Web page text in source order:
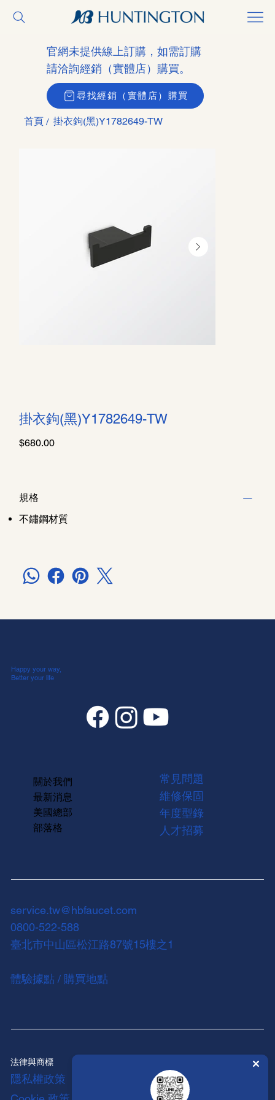
首頁 / 掛衣鉤(黑)Y1782649-TW
掛衣鉤(黑)Y1782649-TW
價
格
$680.00
規格
不鏽鋼材質
官網未提供線上訂購，如需訂購
請洽詢經銷（實體店）購買。
尋找經銷（實體店）購買
service.tw@hbfaucet.com
0800-522-588
臺北市中山區松江路87號15樓之1
體驗據點 / 購買地點
Happy your way,
Better your life
關於我們
最新消息
美國總部
部落格
常見問題
維修保固
年度型錄
人才招募
法律與商標
隱私權政策